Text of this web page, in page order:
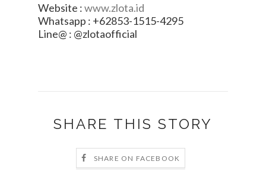
Website :www.zlota.id
Whatsapp : +62853-1515-4295
Line@ : @zlotaofficial
SHARE THIS STORY
SHARE ON FACEBOOK